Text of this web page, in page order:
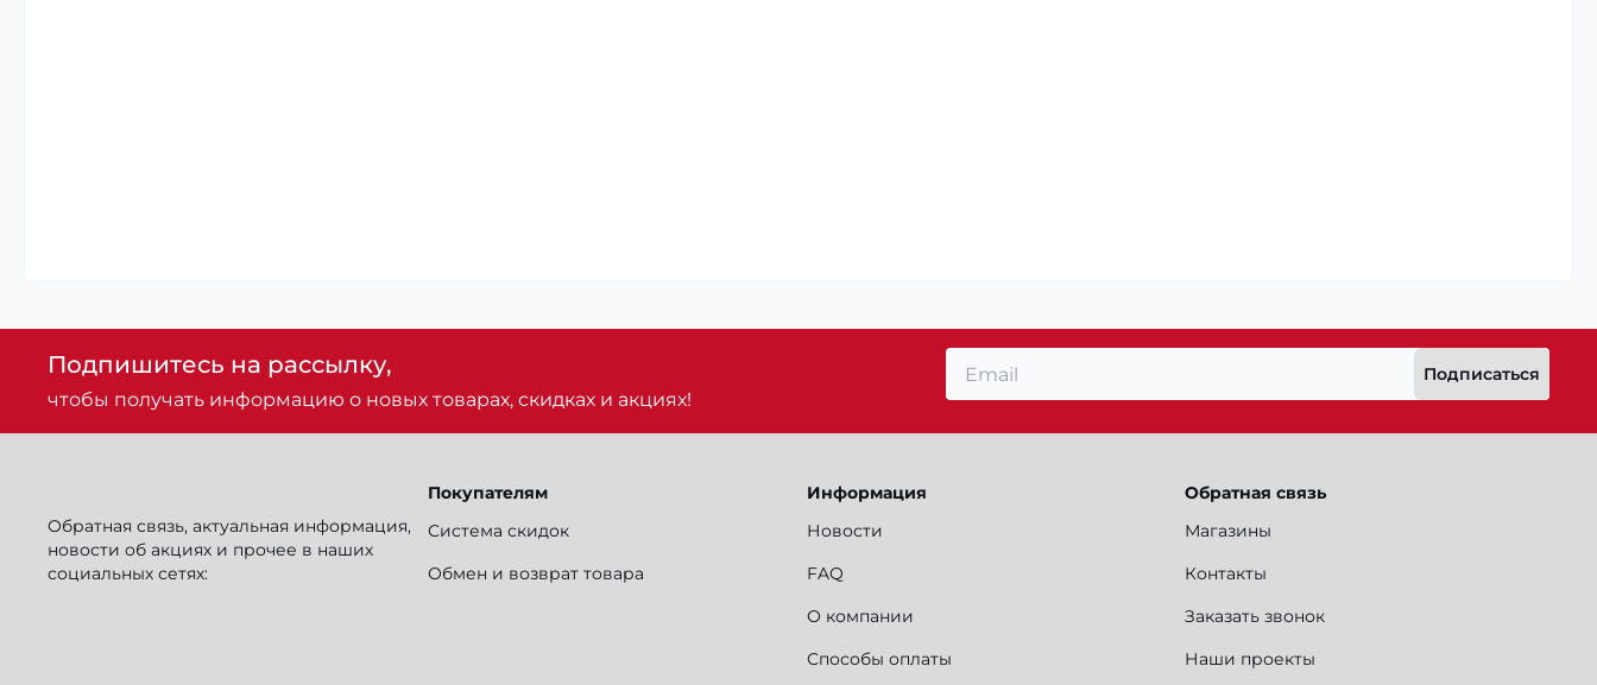
Подпишитесь на рассылку,
чтобы получать информацию о новых товарах, скидках и акциях!
Подписаться
Обратная связь, актуальная информация,
новости об акциях и прочее в наших
социальных сетях:
Покупателям
Система скидок
Обмен и возврат товара
Информация
Новости
FAQ
О компании
Способы оплаты
Обратная связь
Магазины
Контакты
Заказать звонок
Наши проекты